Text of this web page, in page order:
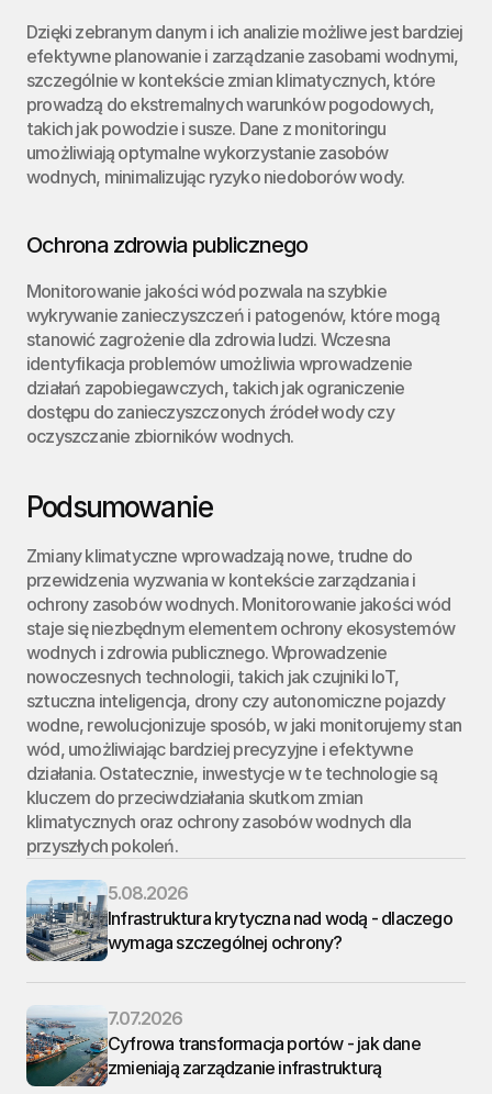
Dzięki zebranym danym i ich analizie możliwe jest bardziej
efektywne planowanie i zarządzanie zasobami wodnymi,
szczególnie w kontekście zmian klimatycznych, które
prowadzą do ekstremalnych warunków pogodowych,
takich jak powodzie i susze. Dane z monitoringu
umożliwiają optymalne wykorzystanie zasobów
wodnych, minimalizując ryzyko niedoborów wody.
Ochrona zdrowia publicznego
Monitorowanie jakości wód pozwala na szybkie
wykrywanie zanieczyszczeń i patogenów, które mogą
stanowić zagrożenie dla zdrowia ludzi. Wczesna
identyfikacja problemów umożliwia wprowadzenie
działań zapobiegawczych, takich jak ograniczenie
dostępu do zanieczyszczonych źródeł wody czy
oczyszczanie zbiorników wodnych.
Podsumowanie
Zmiany klimatyczne wprowadzają nowe, trudne do
przewidzenia wyzwania w kontekście zarządzania i
ochrony zasobów wodnych. Monitorowanie jakości wód
staje się niezbędnym elementem ochrony ekosystemów
wodnych i zdrowia publicznego. Wprowadzenie
nowoczesnych technologii, takich jak czujniki IoT,
sztuczna inteligencja, drony czy autonomiczne pojazdy
wodne, rewolucjonizuje sposób, w jaki monitorujemy stan
wód, umożliwiając bardziej precyzyjne i efektywne
działania. Ostatecznie, inwestycje w te technologie są
kluczem do przeciwdziałania skutkom zmian
klimatycznych oraz ochrony zasobów wodnych dla
przyszłych pokoleń.
5.08.2026
Infrastruktura krytyczna nad wodą - dlaczego
wymaga szczególnej ochrony?
7.07.2026
Cyfrowa transformacja portów - jak dane
zmieniają zarządzanie infrastrukturą